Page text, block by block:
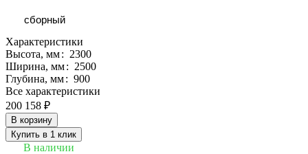
сборный
Характеристики
Высота, мм: 2300
Ширина, мм: 2500
Глубина, мм: 900
Все характеристики
200 158 ₽
В корзину
Купить в 1 клик
В наличии